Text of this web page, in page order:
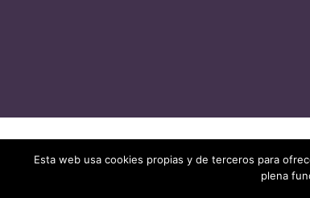
Esta web usa cookies propias y de terceros para
plena